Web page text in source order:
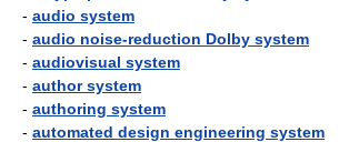
- audio system
- audio noise-reduction Dolby system
- audiovisual system
- author system
- authoring system
- automated design engineering system